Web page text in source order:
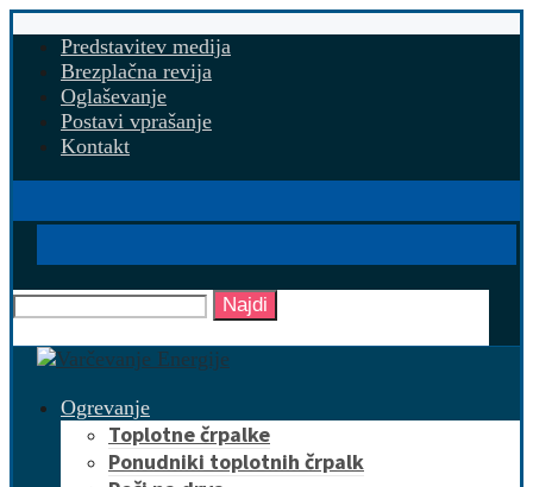
Predstavitev medija
Brezplačna revija
Oglaševanje
Postavi vprašanje
Kontakt
Najdi
Ogrevanje
Toplotne črpalke
Ponudniki toplotnih črpalk